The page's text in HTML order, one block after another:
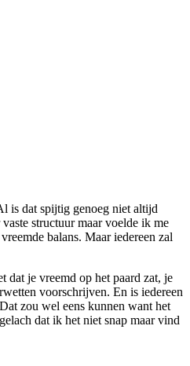
is dat spijtig genoeg niet altijd
structuur maar voelde ik me
balans. Maar iedereen zal
dat je vreemd op het paard zat, je
voorschrijven. En is iedereen
zou wel eens kunnen want het
dat ik het niet snap maar vind